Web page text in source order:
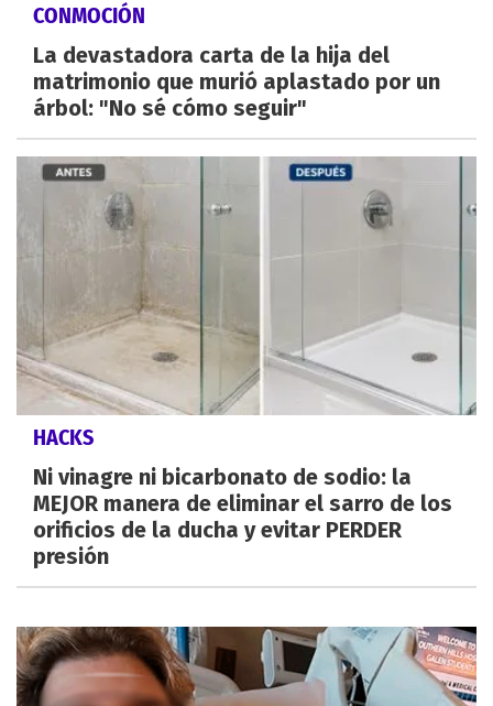
CONMOCIÓN
La devastadora carta de la hija del
matrimonio que murió aplastado por un
árbol: "No sé cómo seguir"
HACKS
Ni vinagre ni bicarbonato de sodio: la
MEJOR manera de eliminar el sarro de los
orificios de la ducha y evitar PERDER
presión